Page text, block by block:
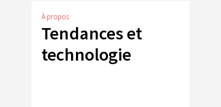
À propos
Tendances et
technologie